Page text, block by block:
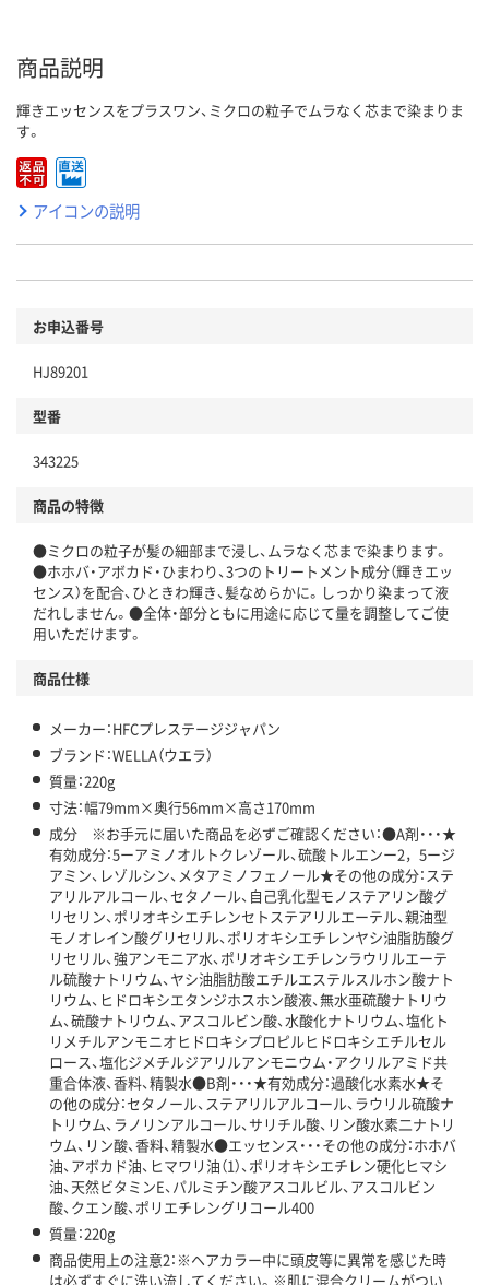
商品説明
輝きエッセンスをプラスワン、ミクロの粒子でムラなく芯まで染まりま
す。
アイコンの説明
お申込番号
HJ89201
型番
343225
商品の特徴
●ミクロの粒子が髪の細部まで浸し、ムラなく芯まで染まります。
●ホホバ・アボカド・ひまわり、3つのトリートメント成分（輝きエッ
センス）を配合、ひときわ輝き、髪なめらかに。しっかり染まって液
だれしません。●全体・部分ともに用途に応じて量を調整してご使
用いただけます。
商品仕様
メーカー：HFCプレステージジャパン
ブランド：WELLA（ウエラ）
質量：220g
寸法：幅79mm×奥行56mm×高さ170mm
成分 ※お手元に届いた商品を必ずご確認ください：●A剤・・・★
有効成分：5ーアミノオルトクレゾール、硫酸トルエンー2，5ージ
アミン、レゾルシン、メタアミノフェノール★その他の成分：ステ
アリルアルコール、セタノール、自己乳化型モノステアリン酸グ
リセリン、ポリオキシエチレンセトステアリルエーテル、親油型
モノオレイン酸グリセリル、ポリオキシエチレンヤシ油脂肪酸グ
リセリル、強アンモニア水、ポリオキシエチレンラウリルエーテ
ル硫酸ナトリウム、ヤシ油脂肪酸エチルエステルスルホン酸ナト
リウム、ヒドロキシエタンジホスホン酸液、無水亜硫酸ナトリウ
ム、硫酸ナトリウム、アスコルビン酸、水酸化ナトリウム、塩化ト
リメチルアンモニオヒドロキシプロピルヒドロキシエチルセル
ロース、塩化ジメチルジアリルアンモニウム・アクリルアミド共
重合体液、香料、精製水●B剤・・・★有効成分：過酸化水素水★そ
の他の成分：セタノール、ステアリルアルコール、ラウリル硫酸ナ
トリウム、ラノリンアルコール、サリチル酸、リン酸水素二ナトリ
ウム、リン酸、香料、精製水●エッセンス・・・その他の成分：ホホバ
油、アボカド油、ヒマワリ油（1）、ポリオキシエチレン硬化ヒマシ
油、天然ビタミンE、パルミチン酸アスコルビル、アスコルビン
酸、クエン酸、ポリエチレングリコール400
質量：220g
商品使用上の注意2：※ヘアカラー中に頭皮等に異常を感じた時
は必ずすぐに洗い流してください。※肌に混合クリームがつい